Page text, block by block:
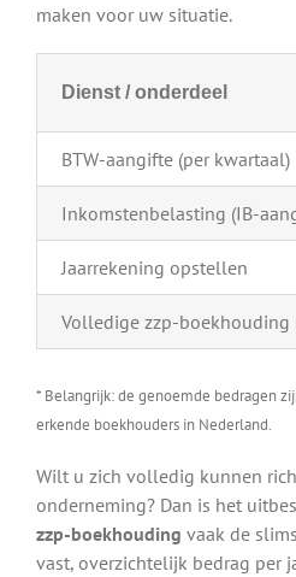
maken voor uw situatie.
Dienst / onderdeel
BTW-aangifte (per kwartaal)
Inkomstenbelasting (IB-
Jaarrekening opstellen
Volledige zzp-boekhouding
* Belangrijk: de genoemde bedragen
erkende boekhouders in Nederland.
Wilt u zich volledig kunnen
onderneming? Dan is het
zzp-boekhouding vaak de
vast, overzichtelijk bedrag per